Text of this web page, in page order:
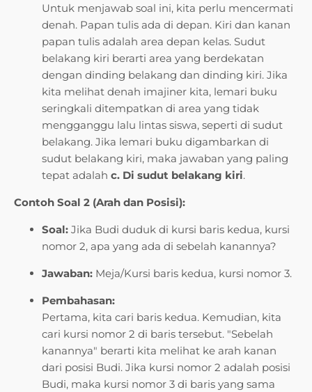
Untuk menjawab soal ini, kita perlu mencermati
denah. Papan tulis ada di depan. Kiri dan kanan
papan tulis adalah area depan kelas. Sudut
belakang kiri berarti area yang berdekatan
dengan dinding belakang dan dinding kiri. Jika
kita melihat denah imajiner kita, lemari buku
seringkali ditempatkan di area yang tidak
mengganggu lalu lintas siswa, seperti di sudut
belakang. Jika lemari buku digambarkan di
sudut belakang kiri, maka jawaban yang paling
tepat adalah c. Di sudut belakang kiri.
Contoh Soal 2 (Arah dan Posisi):
Soal: Jika Budi duduk di kursi baris kedua, kursi
nomor 2, apa yang ada di sebelah kanannya?
Jawaban: Meja/Kursi baris kedua, kursi nomor 3.
Pembahasan:
Pertama, kita cari baris kedua. Kemudian, kita
cari kursi nomor 2 di baris tersebut. "Sebelah
kanannya" berarti kita melihat ke arah kanan
dari posisi Budi. Jika kursi nomor 2 adalah posisi
Budi, maka kursi nomor 3 di baris yang sama